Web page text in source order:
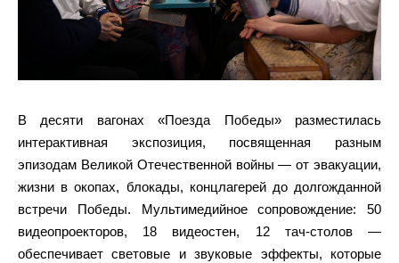
В десяти вагонах «Поезда Победы» разместилась
интерактивная экспозиция, посвященная разным
эпизодам Великой Отечественной войны — от эвакуации,
жизни в окопах, блокады, концлагерей до долгожданной
встречи Победы. Мультимедийное сопровождение: 50
видеопроекторов, 18 видеостен, 12 тач-столов —
обеспечивает световые и звуковые эффекты, которые